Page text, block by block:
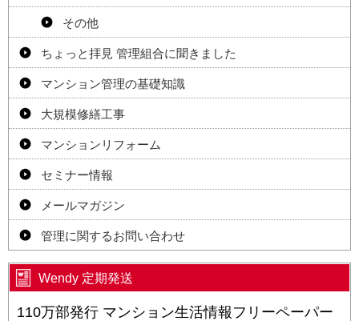
その他
ちょっと拝見 管理組合に聞きました
マンション管理の基礎知識
大規模修繕工事
マンションリフォーム
セミナー情報
メールマガジン
管理に関するお問い合わせ
Wendy 定期発送
110万部発行 マンション生活情報フリーペーパー